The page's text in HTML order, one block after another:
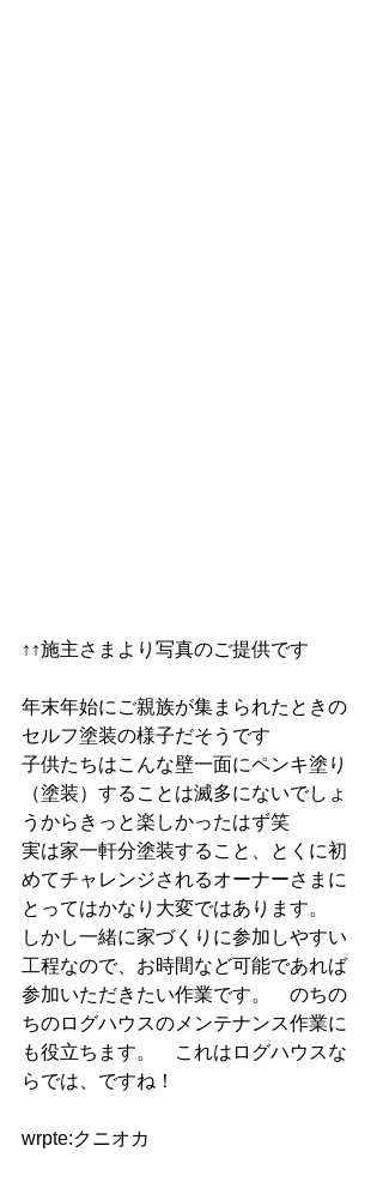
↑↑施主さまより写真のご提供です
年末年始にご親族が集まられたときの
セルフ塗装の様子だそうです
子供たちはこんな壁一面にペンキ塗り
（塗装）することは滅多にないでしょ
うからきっと楽しかったはず笑
実は家一軒分塗装すること、とくに初
めてチャレンジされるオーナーさまに
とってはかなり大変ではあります。
しかし一緒に家づくりに参加しやすい
工程なので、お時間など可能であれば
参加いただきたい作業です。　のちの
ちのログハウスのメンテナンス作業に
も役立ちます。　これはログハウスな
らでは、ですね！
wrpte:クニオカ